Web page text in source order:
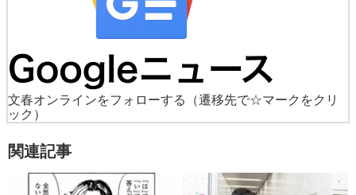
文春オンラインをフォローする
（遷移先で☆マークをクリ
ック）
関連記事